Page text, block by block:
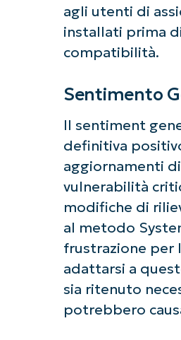
agli utenti di
installati prima
compatibilità.
Sentimento
Il sentiment
definitiva
aggiornamenti
vulnerabilità
modifiche di
al metodo
frustrazione per
adattarsi a
sia ritenuto
potrebbero